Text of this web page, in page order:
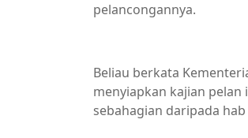
pelancongannya.
Beliau berkata
menyiapkan kajian
sebahagian daripada